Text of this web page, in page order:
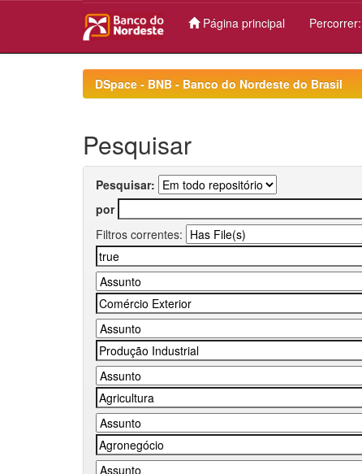
Página principal Percorrer:
DSpace - BNB - Banco do Nordeste do Brasil
Pesquisar
Pesquisar:
por
Filtros correntes: